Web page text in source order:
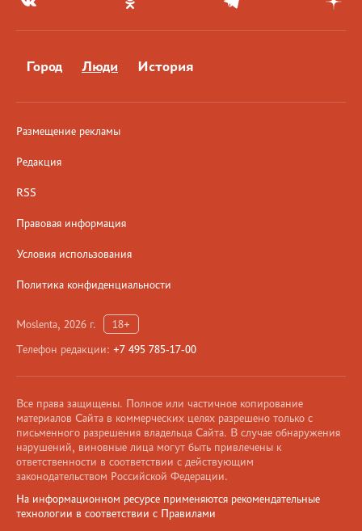
Город Люди История
Размещение рекламы
Редакция
RSS
Правовая информация
Условия использования
Политика конфиденциальности
Moslenta, 2026 г.
18+
Телефон редакции: +7 495 785-17-00
Все права защищены. Полное или частичное копирование
материалов Сайта в коммерческих целях разрешено только с
письменного разрешения владельца Сайта. В случае обнаружения
нарушений, виновные лица могут быть привлечены к
ответственности в соответствии с действующим
законодательством Российской Федерации.
На информационном ресурсе применяются рекомендательные
технологии в соответствии с Правилами